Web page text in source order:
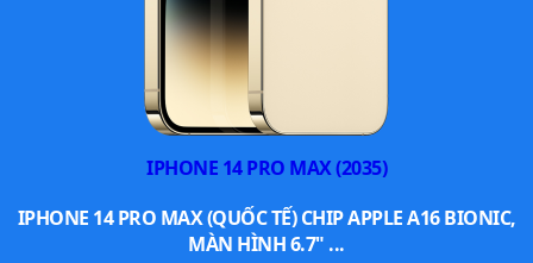
Độ sáng tối đa
Camera sau
Hệ điều hành
IPHONE 14 PRO MAX (2035)
IPHONE 14 PRO MAX (QUỐC TẾ) CHIP APPLE A16 BIONIC,
MÀN HÌNH 6.7" ...